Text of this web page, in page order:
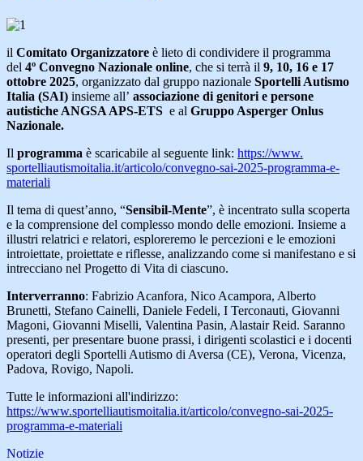
il Comitato Organizzatore è lieto di condividere il programma
del 4º Convegno Nazionale online, che si terrà il 9, 10, 16 e 17
ottobre 2025, organizzato dal gruppo nazionale Sportelli Autismo
Italia (SAI) insieme all’ associazione di genitori e persone
autistiche ANGSA APS-ETS e al Gruppo Asperger Onlus
Nazionale.
Il programma è scaricabile al seguente link: https://www.
sportelliautismoitalia.it/articolo/convegno-sai-2025-programma-e-
materiali
Il tema di quest’anno, “Sensibil-Mente”, è incentrato sulla scoperta
e la comprensione del complesso mondo delle emozioni. Insieme a
illustri relatrici e relatori, esploreremo le percezioni e le emozioni
introiettate, proiettate e riflesse, analizzando come si manifestano e si
intrecciano nel Progetto di Vita di ciascuno.
Interverranno: Fabrizio Acanfora, Nico Acampora, Alberto
Brunetti, Stefano Cainelli, Daniele Fedeli, I Terconauti, Giovanni
Magoni, Giovanni Miselli, Valentina Pasin, Alastair Reid. Saranno
presenti, per presentare buone prassi, i dirigenti scolastici e i docenti
operatori degli Sportelli Autismo di Aversa (CE), Verona, Vicenza,
Padova, Rovigo, Napoli.
Tutte le informazioni all'indirizzo:
https://www.sportelliautismoitalia.it/articolo/convegno-sai-2025-
programma-e-materiali
Notizie